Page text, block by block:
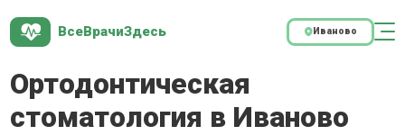
ВсеВрачиЗдесь Иваново
Ортодонтическая
стоматология в Иваново